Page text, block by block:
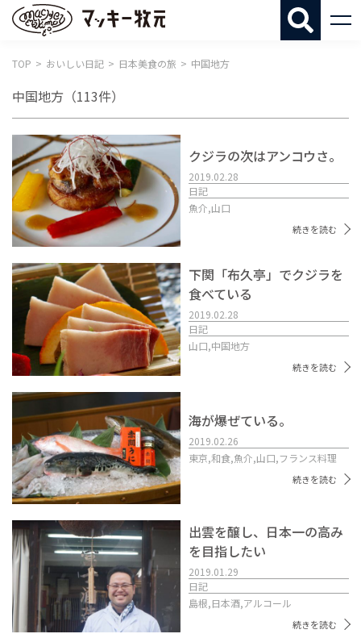
TOP おいしい日記 日本美食の旅 中国地方
中国地方 （113件）
クジラの次はアンコウさ。
2019.02.28
日記
魚介,山口
続きを読む
下関「布久亭」でクジラを
食べている
2019.02.28
日記
山口,中国地方
続きを読む
海が爆ぜている。
2019.02.26
東京,和食,魚介,山口,フランス料理
続きを読む
出雲を醸し、日本一の高み
を目指したい
2019.01.29
日記
島根,日本酒,アルコール
続きを読む